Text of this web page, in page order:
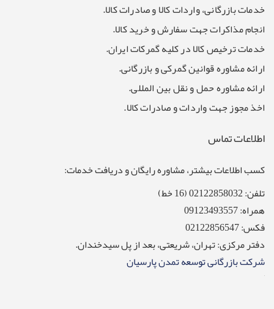
خدمات بازرگانی، واردات کالا و صادرات کالا.
انجام مذاکرات جهت سفارش و خرید کالا.
خدمات ترخیص کالا در کلیه گمرکات ایران.
ارائه مشاوره قوانین گمرکی و بازرگانی.
ارائه مشاوره حمل و نقل بین المللی.
اخذ مجوز جهت واردات و صادرات کالا.
اطلاعات تماس
کسب اطلاعات بیشتر، مشاوره رایگان و دریافت خدمات:
تلفن: 02122858032 (16 خط)
همراه: 09123493557
فکس: 02122856547
دفتر مرکزی: تهران، شریعتی، بعد از پل سیدخندان.
شرکت بازرگانی توسعه تمدن پارسیان